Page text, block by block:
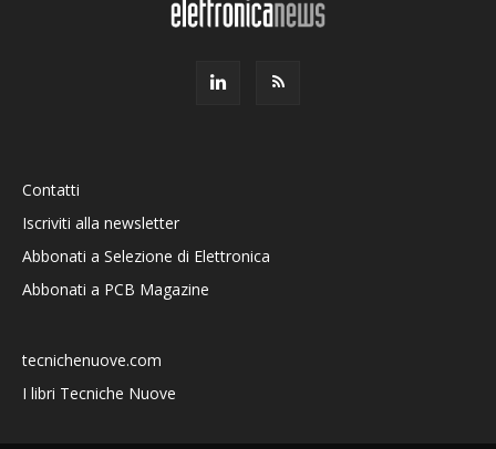
Contatti
Iscriviti alla newsletter
Abbonati a Selezione di Elettronica
Abbonati a PCB Magazine
tecnichenuove.com
I libri Tecniche Nuove